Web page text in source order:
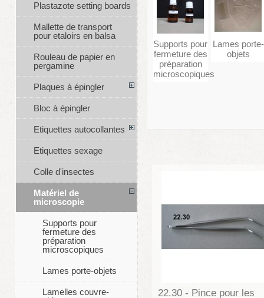
Supports pour
fermeture des
préparation
microscopiques
Lames porte-
objets
22.30 - Pince pour les
Plastazote setting boards
Mallette de transport
pour etaloirs en balsa
Rouleau de papier en
pergamine
Plaques à épingler
Bloc à épingler
Etiquettes autocollantes
Etiquettes sexage
Colle d'insectes
Matériel de
microscopie
Supports pour
fermeture des
préparation
microscopiques
Lames porte-objets
Lamelles couvre-